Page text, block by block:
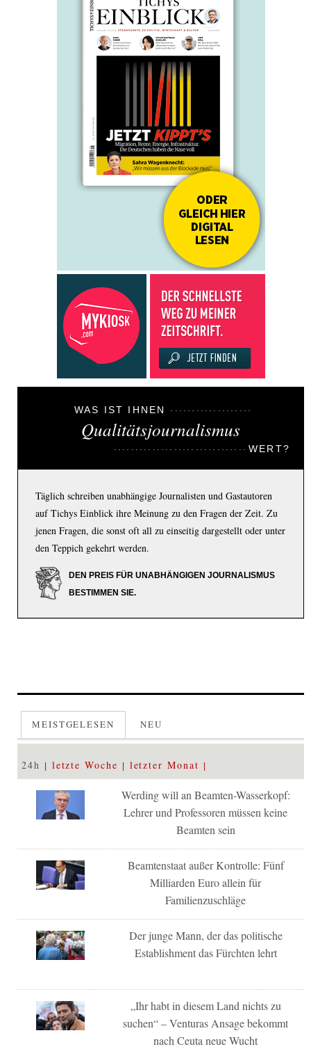
WAS IST IHNEN
Qualitätsjournalismus
WERT?
Täglich schreiben unabhängige Journalisten und Gastautoren
auf Tichys Einblick ihre Meinung zu den Fragen der Zeit. Zu
jenen Fragen, die sonst oft all zu einseitig dargestellt oder unter
den Teppich gekehrt werden.
DEN PREIS FÜR UNABHÄNGIGEN JOURNALISMUS
BESTIMMEN SIE.
MEISTGELESEN NEU
24h letzte Woche letzter Monat
Werding will an Beamten-Wasserkopf:
Lehrer und Professoren müssen keine
Beamten sein
Beamtenstaat außer Kontrolle: Fünf
Milliarden Euro allein für
Familienzuschläge
Der junge Mann, der das politische
Establishment das Fürchten lehrt
„Ihr habt in diesem Land nichts zu
suchen“ – Venturas Ansage bekommt
nach Ceuta neue Wucht